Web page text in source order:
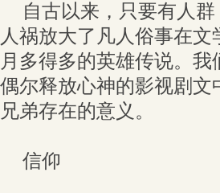
自古以来，只要有人
人祸放大了凡人俗事在
月多得多的英雄传说。
偶尔释放心神的影视剧
兄弟存在的意义。
信仰